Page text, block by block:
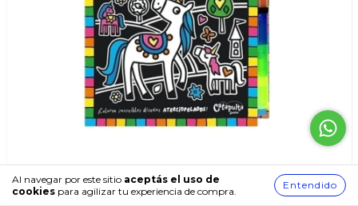
Al navegar por este sitio aceptás el uso de
cookies para agilizar tu experiencia de compra.
Entendido
Libro Aterciopelados Unicornios Catapulta